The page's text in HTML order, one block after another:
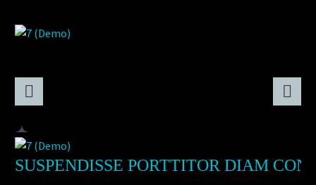
CONVALLIS.
euismod mauris. Curabitur dapibus lacinia ante id tincidunt.
Cras mollis lacus ac quam sagittis, eget.
PELLENTESQUE QUIS ACCUMSAN
SUSPENDISSE PORTTITOR DIAM